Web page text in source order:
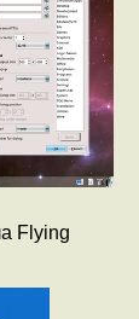
Flying